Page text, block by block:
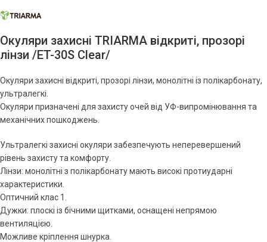
Окуляри захисні TRIARMA відкриті, прозорі
лінзи /ET-30S Clear/
Окуляри захисні відкриті, прозорі лінзи, монолітні із полікарбонату,
ультралегкі.
Окуляри призначені для захисту очей від УФ-випромінювання та
механічних пошкоджень.
Ультралегкі захисні окуляри забезпечують неперевершений
рівень захисту та комфорту.
Лінзи: монолітні з полікарбонату мають високі протиударні
характеристики.
Оптичний клас 1.
Дужки: плоскі із бічними щитками, оснащені непрямою
вентиляцією.
Можливе кріплення шнурка.